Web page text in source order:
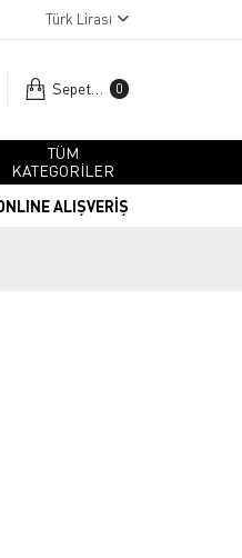
Türk Lirası
Sepetim 0
TÜM
KATEGORİLER
ALIŞVERİŞ